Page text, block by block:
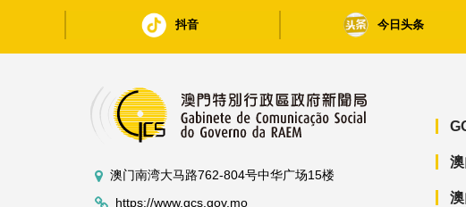
抖音 今日头条
澳门南湾大马路762-804号中华广场15楼
https://www.gcs.gov.mo